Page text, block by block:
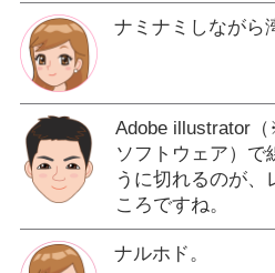
ナミナミしながら
Adobe illustrator
ソフトウェア）で
うに切れるのが、
ころですね。
ナルホド。